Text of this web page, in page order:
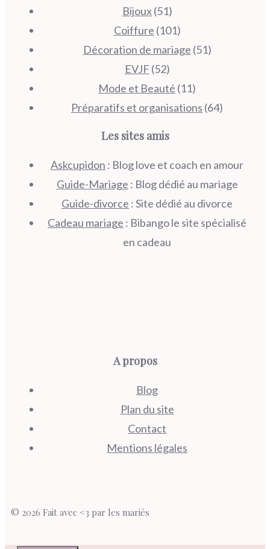
Bijoux(51)
Coiffure (101)
Décoration de mariage (51)
EVJF (52)
Mode et Beauté (11)
Préparatifs et organisations (64)
Les sites amis
Askcupidon : Blog love et coach en amour
Guide-Mariage : Blog dédié au mariage
Guide-divorce : Site dédié au divorce
Cadeau mariage : Bibango le site spécialisé
en cadeau
A propos
Blog
Plan du site
Contact
Mentions légales
© 2026 Fait avec <3 par les mariés